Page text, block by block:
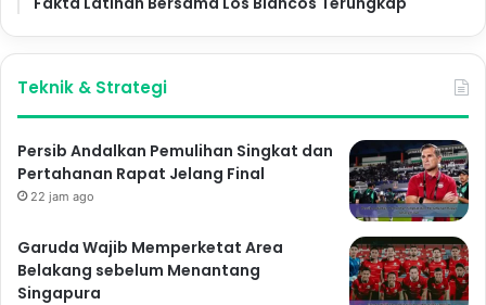
Teknik & Strategi
Persib Andalkan Pemulihan Singkat dan
Pertahanan Rapat Jelang Final
22 jam ago
Garuda Wajib Memperketat Area
Belakang sebelum Menantang
Singapura